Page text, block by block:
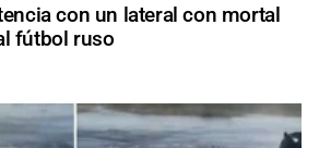
con un lateral con mortal
fútbol ruso